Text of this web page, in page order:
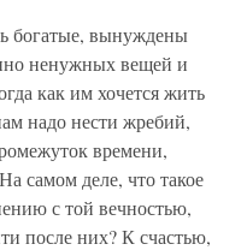
богатые, вынуждены
ненужных вещей и
как им хочется жить
надо нести жребий,
времени,
самом деле, что такое
с той вечностью,
после них? К счастью,